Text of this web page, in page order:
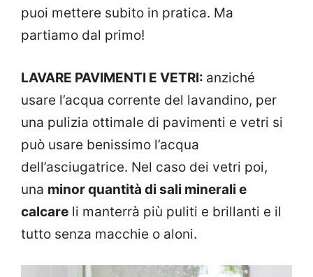
puoi mettere subito in pratica. Ma
partiamo dal primo!
LAVARE PAVIMENTI E VETRI: anziché
usare l’acqua corrente del lavandino, per
una pulizia ottimale di pavimenti e vetri si
può usare benissimo l’acqua
dell’asciugatrice. Nel caso dei vetri poi,
una minor quantità di sali minerali e
calcare li manterrà più puliti e brillanti e il
tutto senza macchie o aloni.